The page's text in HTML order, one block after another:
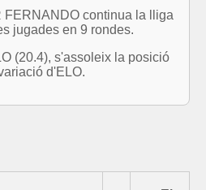
FERNANDO continua la lliga
jugades en 9 rondes.
(20.4), s'assoleix la posició
d'ELO.